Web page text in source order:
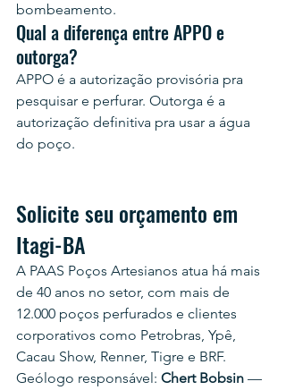
bombeamento.
Qual a diferença entre APPO e
outorga?
APPO é a autorização provisória pra
pesquisar e perfurar. Outorga é a
autorização definitiva pra usar a água
do poço.
Solicite seu orçamento em
Itagi-BA
A PAAS Poços Artesianos atua há mais
de 40 anos no setor, com mais de
12.000 poços perfurados e clientes
corporativos como Petrobras, Ypê,
Cacau Show, Renner, Tigre e BRF.
Geólogo responsável: Chert Bobsin —